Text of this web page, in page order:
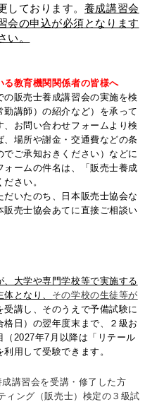
しております。 養成講習会
会の申込が必須となります
い。
る教育機関関係者の皆様へ
販売士養成講習会の実施を検
講師）の紹介など）を承って
お問い合わせフォームより検
場所や謝金・交通費などの条
ご承知おきください）などに
ームの件名は、「販売士養成
さい。
いたのち、日本販売士協会な
販売士協会あてに直接ご相談い
大学や専門学校等で実施する
となり、 その学校の生徒等が
受講し、そのうえで予備試験に
日）の翌年度末まで、２級お
2027年7月以降は「リテール
用して受験できます。
講習会を受講・修了した方
ィング（販売士）検定の３級試